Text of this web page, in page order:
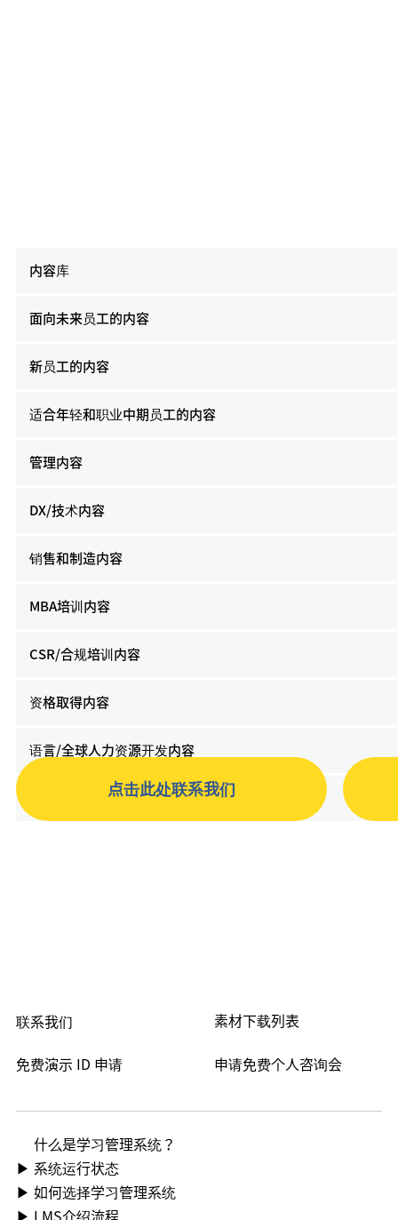
内容库
面向未来员工的内容
新员工的内容
适合年轻和职业中期员工的内容
管理内容
DX/技术内容
销售和制造内容
MBA培训内容
CSR/合规培训内容
资格取得内容
语言/全球人力资源开发内容
PC/IT技能提升内容点击此处联系我们
申请免费个人咨询会
免费演示 ID 申请
素材下载列表
联系我们
什么是学习管理系统？
▶ 系统运行状态
▶ 如何选择学习管理系统
▶ LMS介绍流程